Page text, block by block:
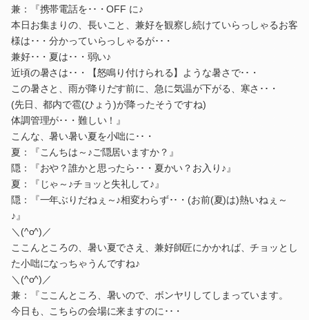
兼：『携帯電話を･･・OFF に♪
本日お集まりの、長いこと、兼好を観察し続けていらっしゃるお客
様は･･・分かっていらっしゃるが･･・
兼好･･・夏は･･・弱い♪
近頃の暑さは･･・【怒鳴り付けられる】ような暑さで･･・
この暑さと、雨が降りだす前に、急に気温が下がる、寒さ･･・
(先日、都内で雹(ひょう)が降ったそうですね)
体調管理が･･・難しい！』
こんな、暑い暑い夏を小咄に･･・
夏：『こんちは～♪ご隠居いますか？』
隠：『おや？誰かと思ったら･･・夏かい？お入り♪』
夏：『じゃ～♪チョッと失礼して♪』
隠：『一年ぶりだねぇ～♪相変わらず･･・(お前(夏)は)熱いねぇ～
♪』
＼(^o^)／
ここんところの、暑い夏でさえ、兼好師匠にかかれば、チョッとし
た小咄になっちゃうんですね♪
＼(^o^)／
兼：『ここんところ、暑いので、ボンヤリしてしまっています。
今日も、こちらの会場に来ますのに･･・